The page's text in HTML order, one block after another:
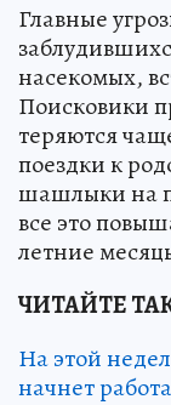
Главные
насекомых,
Поисковики
теряются
поездки к
шашлыки на
все это
летние
ЧИТАЙТЕ
На этой
начнет